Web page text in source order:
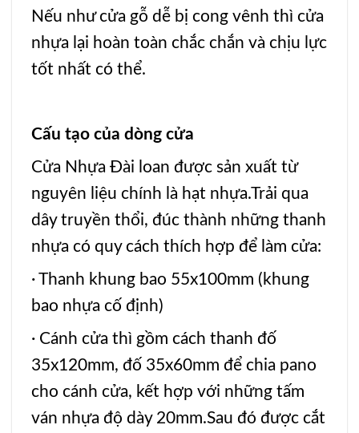
Nếu như cửa gỗ dễ bị cong vênh thì cửa
nhựa lại hoàn toàn chắc chắn và chịu lực
tốt nhất có thể.
Cấu tạo của dòng cửa
Cửa Nhựa Đài loan được sản xuất từ
nguyên liệu chính là hạt nhựa.Trải qua
dây truyền thổi, đúc thành những thanh
nhựa có quy cách thích hợp để làm cửa:
· Thanh khung bao 55x100mm (khung
bao nhựa cố định)
· Cánh cửa thì gồm cách thanh đố
35x120mm, đố 35x60mm để chia pano
cho cánh cửa, kết hợp với những tấm
ván nhựa độ dày 20mm.Sau đó được cắt